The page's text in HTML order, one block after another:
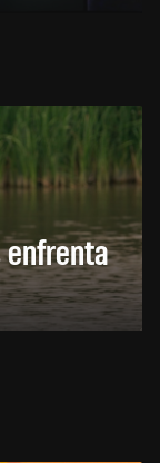
enfrenta